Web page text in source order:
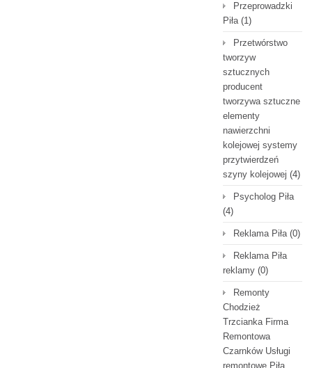
Przeprowadzki
Piła(1)
Przetwórstwo
tworzyw
sztucznych
producent
tworzywa sztuczne
elementy
nawierzchni
kolejowej systemy
przytwierdzeń
szyny kolejowej (4)
Psycholog Piła
(4)
Reklama Piła(0)
Reklama Piła
reklamy (0)
Remonty
Chodzież
Trzcianka Firma
Remontowa
Czarnków Usługi
remontowe Piła